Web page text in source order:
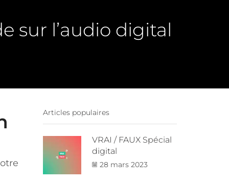
sur l’audio digital
Articles populaires
VRAI / FAUX Spécial
digital
28 mars 2023